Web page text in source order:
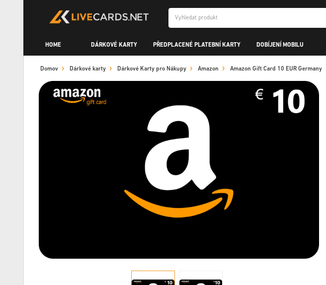
HOME DÁRKOVÉ KARTY PŘEDPLACENÉ PLATEBNÍ KARTY DOBÍJENÍ MOBILU
Domov Dárkové karty Dárkové Karty pro Nákupy Amazon Amazon Gift Card 10 EUR Germany